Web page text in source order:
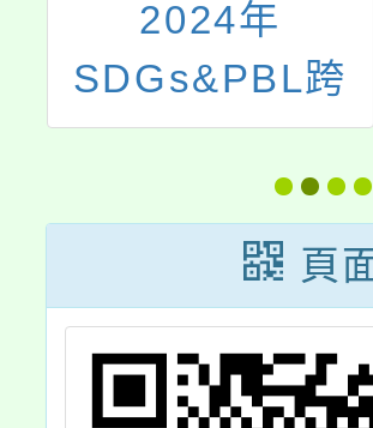
2024年
SDGs&PBL跨
領域課程設計工
作坊實施計畫
頁